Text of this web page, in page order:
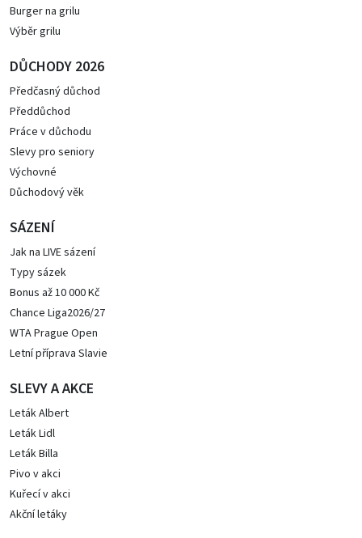
Burger na grilu
Výběr grilu
DŮCHODY 2026
Předčasný důchod
Předdůchod
Práce v důchodu
Slevy pro seniory
Výchovné
Důchodový věk
SÁZENÍ
Jak na LIVE sázení
Typy sázek
Bonus až 10 000 Kč
Chance Liga2026/27
WTA Prague Open
Letní příprava Slavie
SLEVY A AKCE
Leták Albert
Leták Lidl
Leták Billa
Pivo v akci
Kuřecí v akci
Akční letáky